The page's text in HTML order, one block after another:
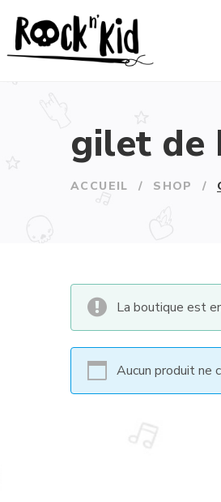
gilet de
ACCUEIL / SHOP /
La boutique est
Aucun produit ne